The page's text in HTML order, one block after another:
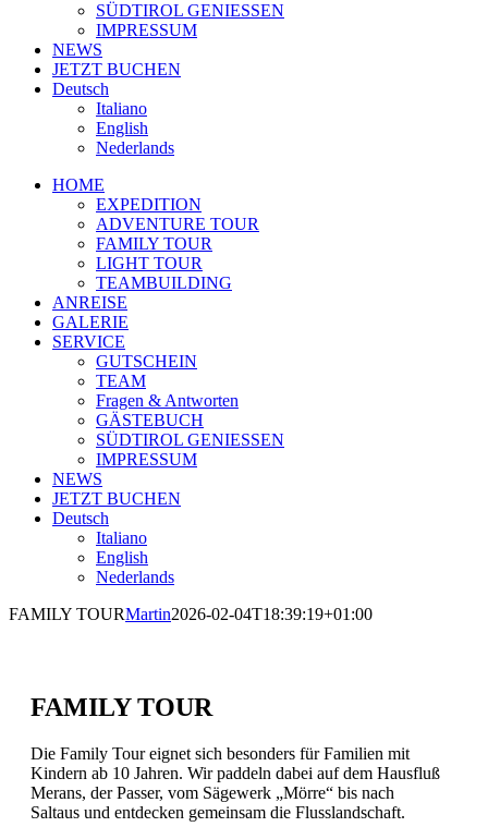
SÜDTIROL GENIESSEN
IMPRESSUM
NEWS
JETZT BUCHEN
Deutsch
Italiano
English
Nederlands
HOME
EXPEDITION
ADVENTURE TOUR
FAMILY TOUR
LIGHT TOUR
TEAMBUILDING
ANREISE
GALERIE
SERVICE
GUTSCHEIN
TEAM
Fragen & Antworten
GÄSTEBUCH
SÜDTIROL GENIESSEN
IMPRESSUM
NEWS
JETZT BUCHEN
Deutsch
Italiano
English
Nederlands
FAMILY TOURMartin2026-02-04T18:39:19+01:00
FAMILY TOUR
Die Family Tour eignet sich besonders für Familien mit
Kindern ab 10 Jahren. Wir paddeln dabei auf dem Hausfluß
Merans, der Passer, vom Sägewerk „Mörre“ bis nach
Saltaus und entdecken gemeinsam die Flusslandschaft.